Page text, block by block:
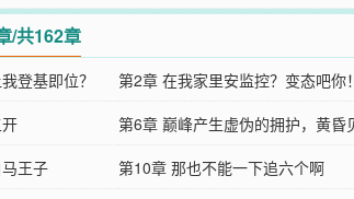
/共162章
登基即位？ 第2章 在我家里安监控？变态吧你！
第6章 巅峰产生虚伪的拥护，黄昏
的信徒
王子
第10章 那也不能一下追六个啊